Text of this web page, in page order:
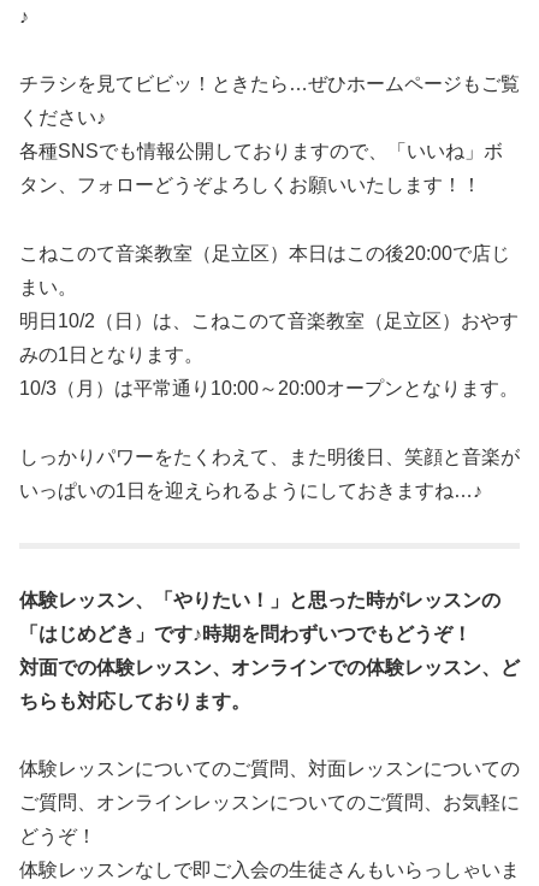
♪
チラシを見てビビッ！ときたら…ぜひホームページもご覧
ください♪
各種SNSでも情報公開しておりますので、「いいね」ボ
タン、フォローどうぞよろしくお願いいたします！！
こねこのて音楽教室（足立区）本日はこの後20:00で店じ
まい。
明日10/2（日）は、こねこのて音楽教室（足立区）おやす
みの1日となります。
10/3（月）は平常通り10:00～20:00オープンとなります。
しっかりパワーをたくわえて、また明後日、笑顔と音楽が
いっぱいの1日を迎えられるようにしておきますね…♪
体験レッスン、「やりたい！」と思った時がレッスンの
「はじめどき」です♪時期を問わずいつでもどうぞ！
対面での体験レッスン、オンラインでの体験レッスン、ど
ちらも対応しております。
体験レッスンについてのご質問、対面レッスンについての
ご質問、オンラインレッスンについてのご質問、お気軽に
どうぞ！
体験レッスンなしで即ご入会の生徒さんもいらっしゃいま